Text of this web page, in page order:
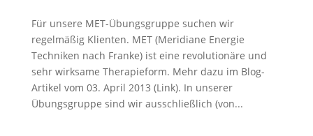
Für unsere MET-Übungsgruppe suchen wir
regelmäßig Klienten. MET (Meridiane Energie
Techniken nach Franke) ist eine revolutionäre und
sehr wirksame Therapieform. Mehr dazu im Blog-
Artikel vom 03. April 2013 (Link). In unserer
Übungsgruppe sind wir ausschließlich (von...